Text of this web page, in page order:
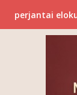
perjantai